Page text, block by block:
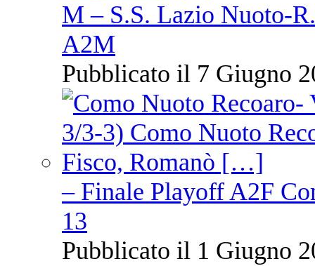
M – S.S. Lazio Nuoto-
A2M
Pubblicato il 7 Giugno
– Finale Playoff A2F
13
Pubblicato il 1 Giugno